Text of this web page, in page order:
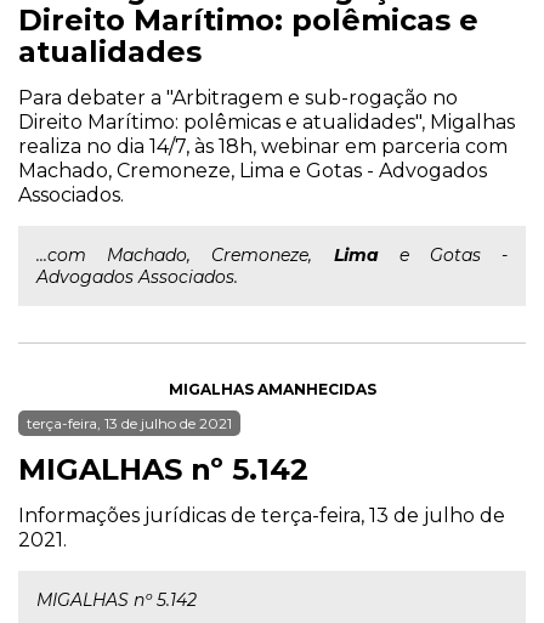
Direito Marítimo: polêmicas e
atualidades
Para debater a "Arbitragem e sub-rogação no
Direito Marítimo: polêmicas e atualidades", Migalhas
realiza no dia 14/7, às 18h, webinar em parceria com
Machado, Cremoneze, Lima e Gotas - Advogados
Associados.
...com Machado, Cremoneze, Limae Gotas -
Advogados Associados.
MIGALHAS AMANHECIDAS
terça-feira, 13 de julho de 2021
MIGALHAS nº 5.142
Informações jurídicas de terça-feira, 13 de julho de
2021.
MIGALHAS nº 5.142